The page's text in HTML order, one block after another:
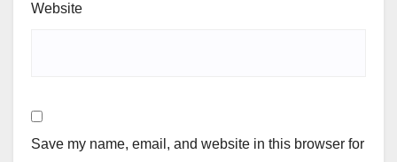
Website
Save my name, email, and website in this browser for